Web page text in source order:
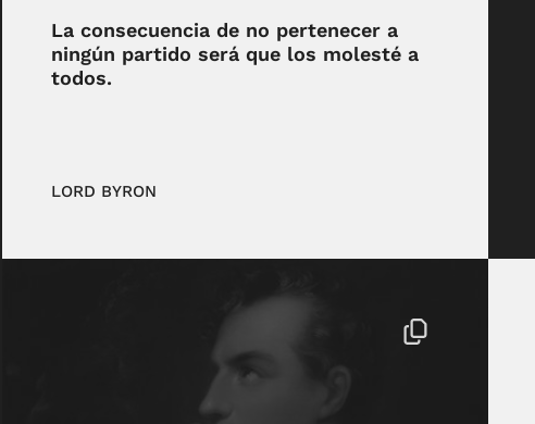
La consecuencia de no pertenecer a
ningún partido será que los molesté a
todos.
LORD BYRON